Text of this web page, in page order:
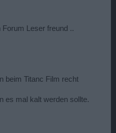
Leser freund ..
beim Titanc Film recht
es mal kalt werden sollte.